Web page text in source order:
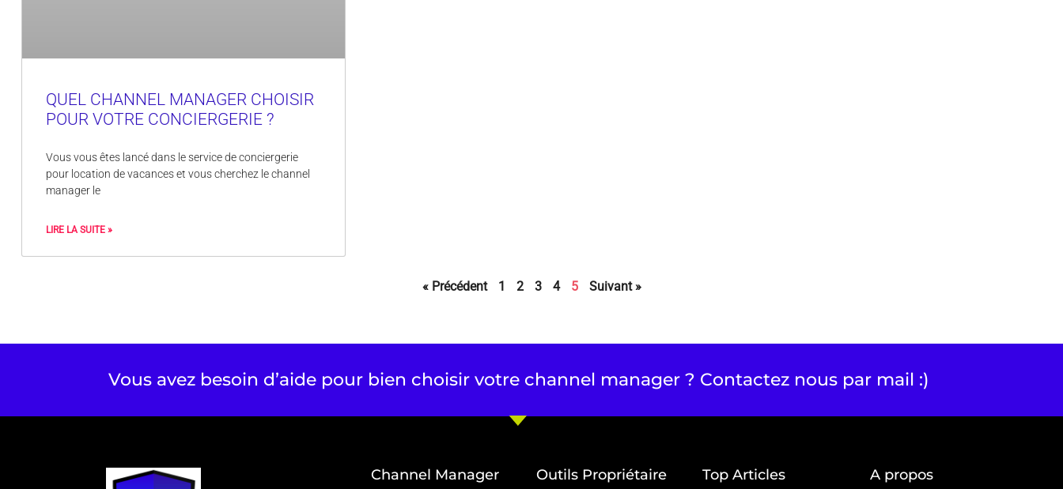
QUEL CHANNEL MANAGER CHOISIR
POUR VOTRE CONCIERGERIE ?
Vous vous êtes lancé dans le service de conciergerie
pour location de vacances et vous cherchez le channel
manager le
LIRE LA SUITE »
« Précédent 1 2 3 4 5 Suivant »
Vous avez besoin d’aide pour bien choisir votre channel manager ? Contactez nous par mail :)
Channel Manager Outils Propriétaire Top Articles A propos